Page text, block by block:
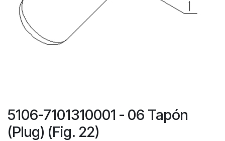
5106-7101310001 - 06 Tapón
(Plug) (Fig. 22)